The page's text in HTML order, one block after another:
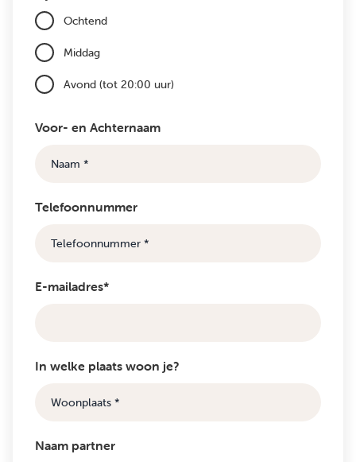
Ochtend
Middag
Avond (tot 20:00 uur)
Voor- en Achternaam
Telefoonnummer
E-mailadres*
In welke plaats woon je?
Naam partner